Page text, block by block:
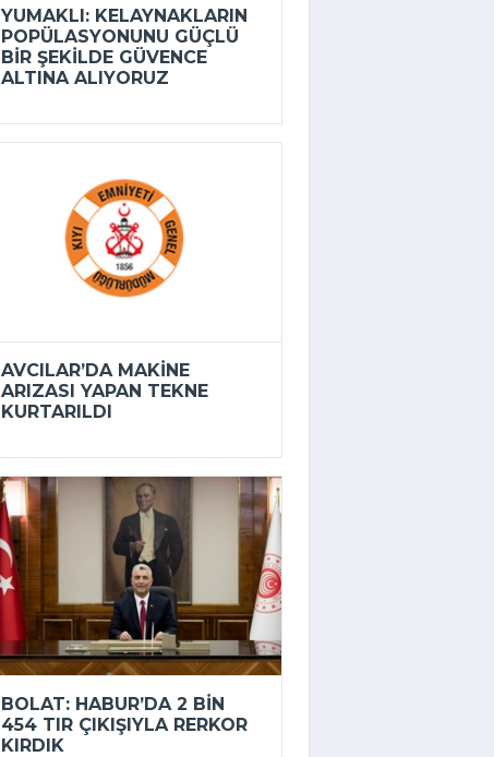
YUMAKLI: KELAYNAKLARIN
POPÜLASYONUNU GÜÇLÜ
BIR ŞEKILDE GÜVENCE
ALTINA ALIYORUZ
AVCILAR’DA MAKINE
ARIZASI YAPAN TEKNE
KURTARILDI
BOLAT: HABUR’DA 2 BIN
454 TIR ÇIKIŞIYLA RERKOR
KIRDIK